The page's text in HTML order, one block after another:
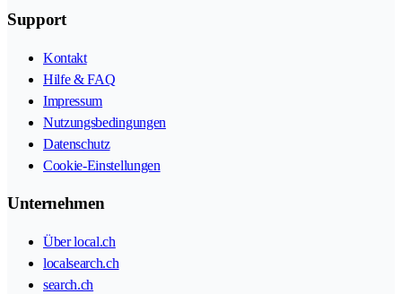
Support
Kontakt
Hilfe & FAQ
Impressum
Nutzungsbedingungen
Datenschutz
Cookie-Einstellungen
Unternehmen
Über local.ch
localsearch.ch
search.ch